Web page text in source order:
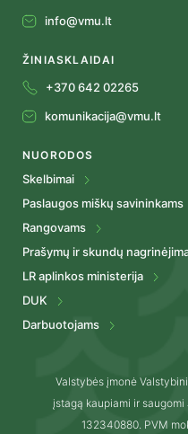
info@vmu.lt
ŽINIASKLAIDAI
+370 642 02265
komunikacija@vmu.lt
NUORODOS
Skelbimai
Paslaugos miškų savininkams
Rangovams
Prašymų ir skundų
LR aplinkos ministerija
DUK
Darbuotojams
Valstybės įmonė
įstagą kaupiami ir
132340880. PVM